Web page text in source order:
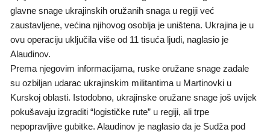
glavne snage ukrajinskih oružanih snaga u regiji već
zaustavljene, većina njihovog osoblja je uništena. Ukrajina je u
ovu operaciju uključila više od 11 tisuća ljudi, naglasio je
Alaudinov.
Prema njegovim informacijama, ruske oružane snage zadale
su ozbiljan udarac ukrajinskim militantima u Martinovki u
Kurskoj oblasti. Istodobno, ukrajinske oružane snage još uvijek
pokušavaju izgraditi “logističke rute” u regiji, ali trpe
nepopravljive gubitke. Alaudinov je naglasio da je Sudža pod